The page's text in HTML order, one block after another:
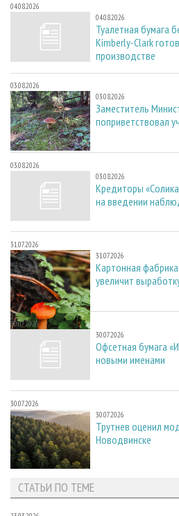
04.08.2026
04.08.2026
Туалетная бумага
Kimberly-Clark
производстве
03.08.2026
03.08.2026
Заместитель
поприветствовал
03.08.2026
03.08.2026
Кредиторы
на введении
31.07.2026
31.07.2026
Картонная
увеличит
30.07.2026
30.07.2026
Офсетная бумага
новыми именами
30.07.2026
30.07.2026
Трутнев оценил
Новодвинске
СТАТЬИ ПО ТЕМЕ